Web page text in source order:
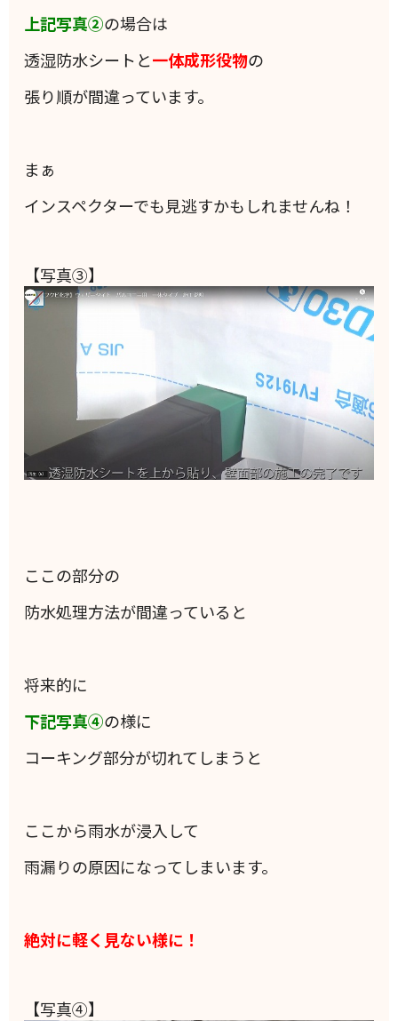
上記写真②の場合は
透湿防水シートと一体成形役物の
張り順が間違っています。
まぁ
インスペクターでも見逃すかもしれませんね！
【写真③】
ここの部分の
防水処理方法が間違っていると
将来的に
下記写真④の様に
コーキング部分が切れてしまうと
ここから雨水が浸入して
雨漏りの原因になってしまいます。
絶対に軽く見ない様に！
【写真④】